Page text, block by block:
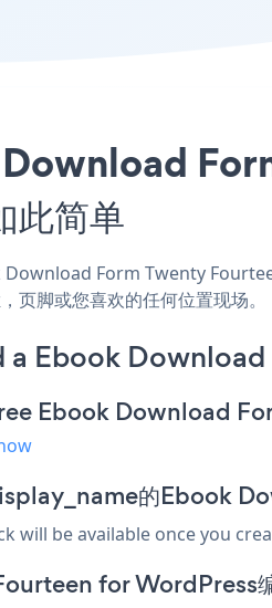
此简单
Download Form Twenty
页脚或您喜欢的任何位置现场。
a Ebook
Ebook Download
的Ebook
will be available once you
for WordPress